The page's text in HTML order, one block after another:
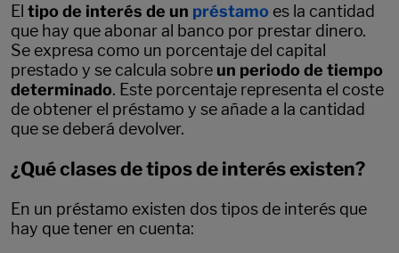
El tipo de interés de un préstamo es la cantidad
que hay que abonar al banco por prestar dinero.
Se expresa como un porcentaje del capital
prestado y se calcula sobre un periodo de tiempo
determinado. Este porcentaje representa el coste
de obtener el préstamo y se añade a la cantidad
que se deberá devolver.
¿Qué clases de tipos de interés existen?
En un préstamo existen dos tipos de interés que
hay que tener en cuenta: